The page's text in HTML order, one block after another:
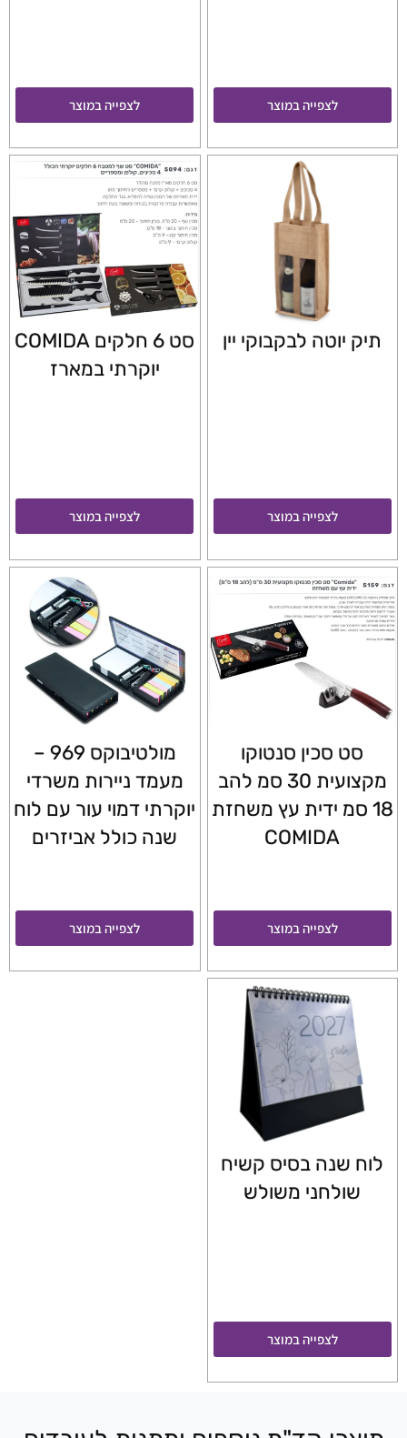
לצפייה במוצר לצפייה במוצר
תיק יוטה לבקבוקי יין
לצפייה במוצר
סט 6 חלקים COMIDA
יוקרתי במארז
לצפייה במוצר
סט סכין סנטוקו
מקצועית 30 סמ להב
18 סמ ידית עץ משחזת
COMIDA
לצפייה במוצר
מולטיבוקס 969 –
מעמד ניירות משרדי
יוקרתי דמוי עור עם לוח
שנה כולל אביזרים
לצפייה במוצר
לוח שנה בסיס קשיח
שולחני משולש
לצפייה במוצר